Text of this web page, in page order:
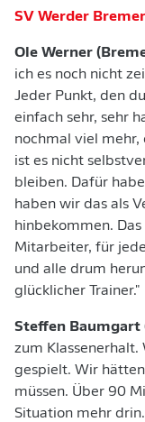
SV Werder
Ole Werner
ich es noch nicht
Jeder Punkt, den
einfach sehr, sehr
nochmal viel mehr,
ist es nicht
bleiben. Dafür
haben wir das als
hinbekommen.
Mitarbeiter, für
und alle drum
glücklicher Trainer."
Steffen Baumgart
zum
gespielt. Wir
müssen. Über 90
Situation mehr